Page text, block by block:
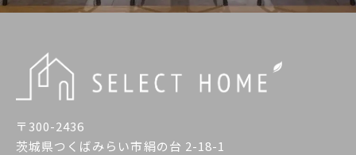
〒300-2436
茨城県つくばみらい市絹の台 2-18-1